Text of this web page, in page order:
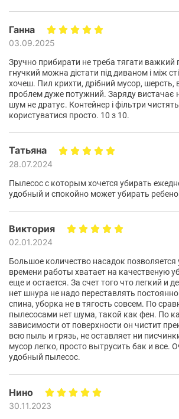
автоматично регулюючи
залежно від типу підлоги. Потужне
200 Вт і 99,9% фільтрації
чистоту повітря.
Ганна
03.09.2025
Зручно прибирати не треба тягати важкий
гнучкий можна дістати під диваном і між
хочеш. Пил крихти, дрібний мусор, шерсть,
проблем дуже потужний. Заряду вистачає
шум не дратує. Контейнер і фільтри
користуватися просто. 10 з 10.
Татьяна
28.07.2024
Пылесос с которым хочется убирать
удобный и спокойно может убирать
Виктория
02.01.2024
Большое количество насадок позволяется
времени работы хватает на качественую
еще и остается. За счет того что легкий и
нет шнура не надо переставлять
спина, уборка не в тягость совсем. По
пылесосами нет шума, такой как фен. По
зависимости от поверхности он чистит
всю пыль и грязь, не оставляет ни
мусор легко, просто вытрусить бак и все.
удобный пылесос.
Нино
30.11.2023